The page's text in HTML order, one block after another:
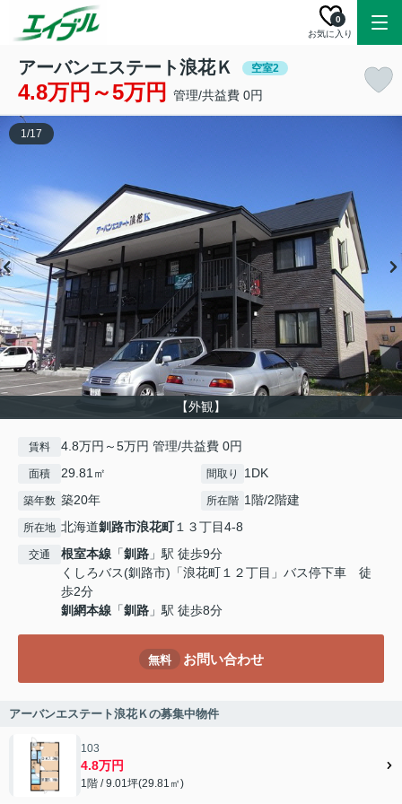
お気に入り
0
アーバンエステート浪花Ｋ 空室2
4.8万円～5万円 管理/共益費 0円
【外観】
1/17
賃料 4.8万円～5万円 管理/共益費 0円
面積 29.81㎡ 間取り 1DK
築年数 築20年 所在階 1階/2階建
所在地 北海道釧路市浪花町１３丁目4-8
交通 根室本線 「釧路 」駅 徒歩9分
くしろバス(釧路市)「浪花町１２丁目」バス停下車 徒
歩2分
釧網本線 「釧路 」駅 徒歩8分
無料 お問い合わせ
アーバンエステート浪花Ｋの募集中物件
103
4.8万円
1階 / 9.01坪(29.81㎡)